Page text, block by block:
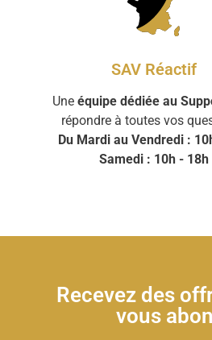
SAV Réactif
Une équipe dédiée au
répondre à toutes vos
Du Mardi au Vendredi :
Samedi : 10h - 18h
Recevez des
vous